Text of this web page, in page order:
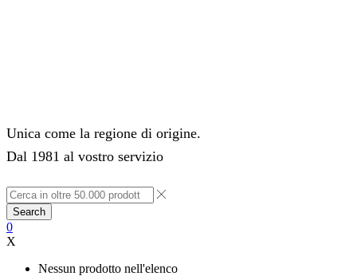
Unica come la regione di origine.
Dal 1981 al vostro servizio
Search
0
X
Nessun prodotto nell'elenco